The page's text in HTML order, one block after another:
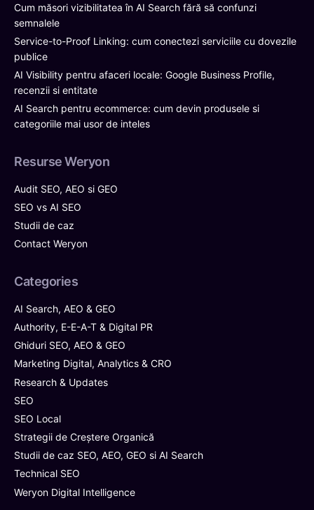
Cum măsori vizibilitatea în AI Search fără să confunzi
semnalele
Service-to-Proof Linking: cum conectezi serviciile cu dovezile
publice
AI Visibility pentru afaceri locale: Google Business Profile,
recenzii si entitate
AI Search pentru ecommerce: cum devin produsele si
categoriile mai usor de inteles
Resurse Weryon
Audit SEO, AEO si GEO
SEO vs AI SEO
Studii de caz
Contact Weryon
Categories
AI Search, AEO & GEO
Authority, E-E-A-T & Digital PR
Ghiduri SEO, AEO & GEO
Marketing Digital, Analytics & CRO
Research & Updates
SEO
SEO Local
Strategii de Creștere Organică
Studii de caz SEO, AEO, GEO si AI Search
Technical SEO
Weryon Digital Intelligence